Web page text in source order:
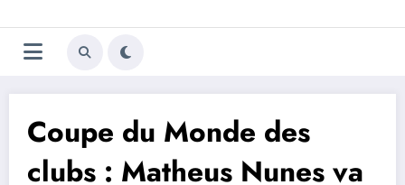
au
contenu
Trivela
L'actualité du football
Coupe du Monde des
clubs : Matheus Nunes va